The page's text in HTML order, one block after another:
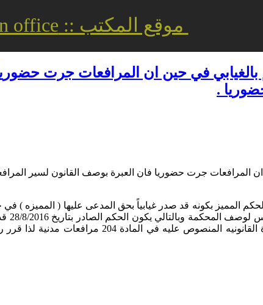
موقع المكتب :: Location office
في حين ان المرافعات جرت
.
المرافعات جرت حضوريا فان العبرة بوصف القانون لسير
المميز بكونه قد صدر غيابياً بحق المدعى عليها ( المميزه )